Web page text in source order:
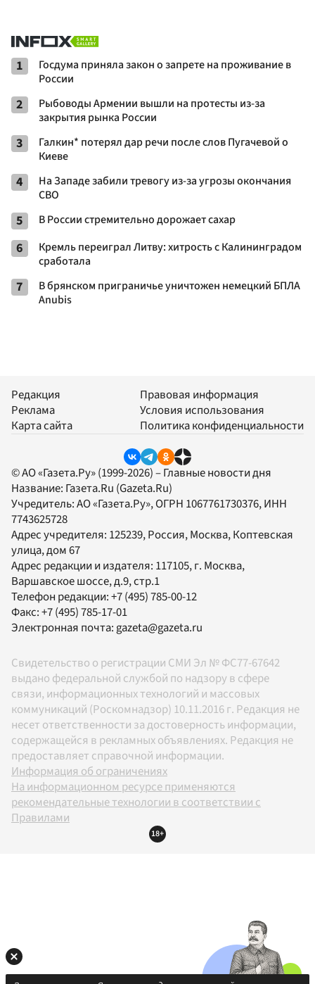
1
Госдума приняла закон о запрете на проживание в
России
2
Рыбоводы Армении вышли на протесты из-за
закрытия рынка России
3
Галкин* потерял дар речи после слов Пугачевой о
Киеве
4
На Западе забили тревогу из-за угрозы окончания
СВО
5 В России стремительно дорожает сахар
6
Кремль переиграл Литву: хитрость с Калининградом
сработала
7
В брянском приграничье уничтожен немецкий БПЛА
Anubis
Редакция
Реклама
Карта сайта
Правовая информация
Условия использования
Политика конфиденциальности
© АО «Газета.Ру» (1999-2026) – Главные новости дня
Название: Газета.Ru (Gazeta.Ru)
Учредитель:АО «Газета.Ру», ОГРН 1067761730376, ИНН
7743625728
Адрес учредителя: 125239, Россия, Москва, Коптевская
улица, дом 67
Адрес редакции и издателя: 117105, г. Москва,
Варшавское шоссе, д.9, стр.1
Телефон редакции:+7 (495) 785-00-12
Факс:+7 (495) 785-17-01
Электронная почта: gazeta@gazeta.ru
Свидетельство о регистрации СМИ Эл № ФС77-67642
выдано федеральной службой по надзору в сфере
связи, информационных технологий и массовых
коммуникаций (Роскомнадзор) 10.11.2016 г. Редакция не
несет ответственности за достоверность информации,
содержащейся в рекламных объявлениях. Редакция не
предоставляет справочной информации.
Информация об ограничениях
На информационном ресурсе применяются
рекомендательные технологии в соответствии с
Правилами
18+